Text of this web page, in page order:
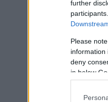
further
Please
information
deny
in below